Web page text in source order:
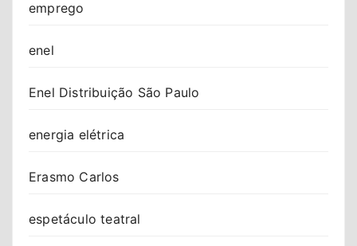
emprego
enel
Enel Distribuição São Paulo
energia elétrica
Erasmo Carlos
espetáculo teatral